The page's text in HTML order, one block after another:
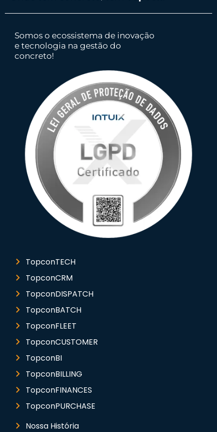
Somos o ecossistema de inovação
e tecnologia na gestão do
concreto!
TopconTECH
TopconCRM
TopconDISPATCH
TopconBATCH
TopconFLEET
TopconCUSTOMER
TopconBI
TopconBILLING
TopconFINANCES
TopconPURCHASE
Nossa História